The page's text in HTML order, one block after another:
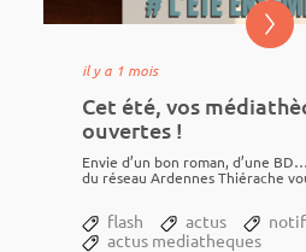
Cet été, vos
ouvertes !
il y a 1 mois
Envie d’un bon roman, d’une
du réseau Ardennes Thié­rache
flash actus
actus mediatheques